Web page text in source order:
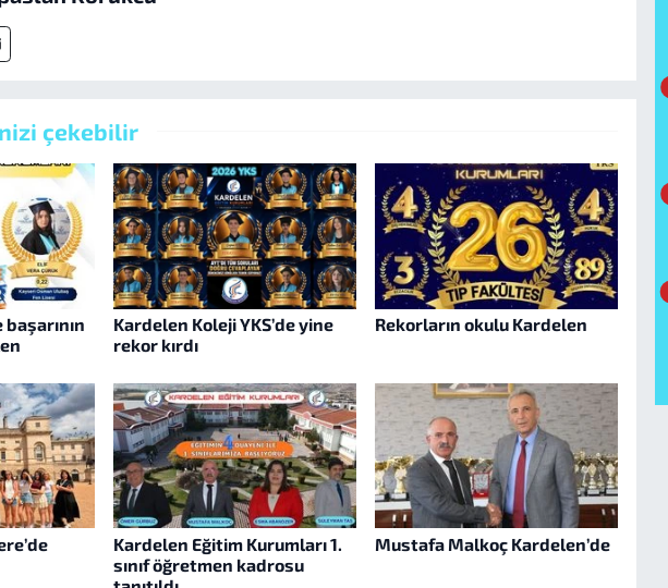
çekebilir
Kardelen Koleji YKS’de yine
rekor kırdı
Rekorların okulu Kardelen
Kardelen Eğitim Kurumları 1.
sınıf öğretmen kadrosu
Mustafa Malkoç Kardelen’de